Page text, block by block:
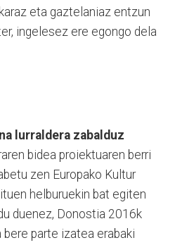
eta gaztelaniaz entzun
ingelesez ere egongo dela
lurraldera zabalduz
bidea proiektuaren berri
zen Europako Kultur
helburuekin bat egiten
duenez, Donostia 2016k
parte izatea erabaki